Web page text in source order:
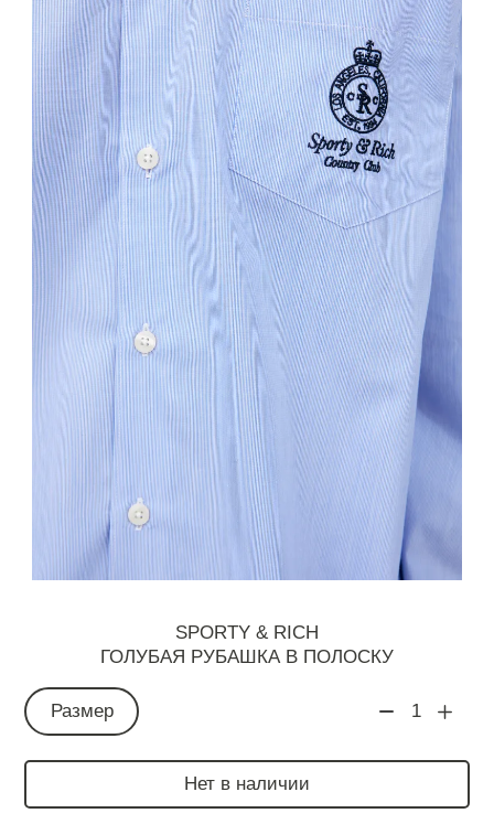
SPORTY & RICH
ГОЛУБАЯ РУБАШКА В ПОЛОСКУ
Размер 1
Нет в наличии